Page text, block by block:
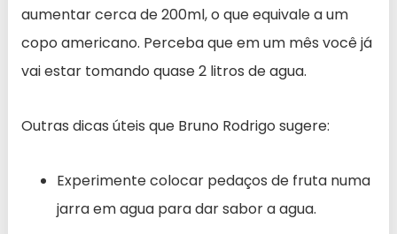
aumentar cerca de 200ml, o que equivale a um
copo americano. Perceba que em um mês você já
vai estar tomando quase 2 litros de agua.
Outras dicas úteis que Bruno Rodrigo sugere:
Experimente colocar pedaços de fruta numa
jarra em agua para dar sabor a agua.